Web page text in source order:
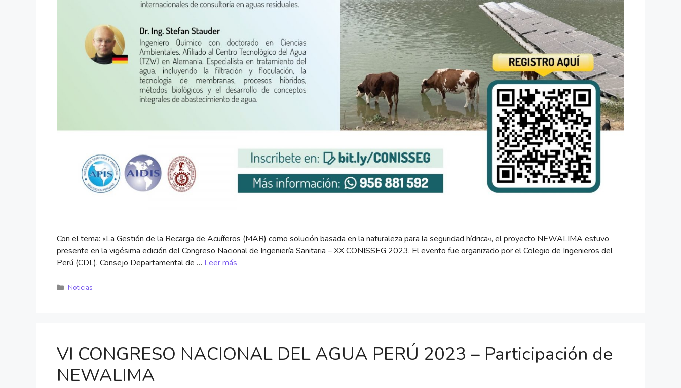
Con el tema: «La Gestión de la Recarga de Acuíferos (MAR) como solución basada en la naturaleza para la seguridad hídrica«, el proyecto NEWALIMA estuvo
presente en la vigésima edición del Congreso Nacional de Ingeniería Sanitaria – XX CONISSEG 2023. El evento fue organizado por el Colegio de Ingenieros del
Perú (CDL), Consejo Departamental de … Leer más
Noticias
VI CONGRESO NACIONAL DEL AGUA PERÚ 2023 – Participación de
NEWALIMA